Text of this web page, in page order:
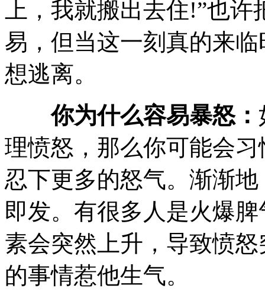
上，我就搬出去住!”也
易，但当这一刻真的来
想逃离。
你为什么容易暴怒：
理愤怒，那么你可能会
忍下更多的怒气。渐渐
即发。有很多人是火爆
素会突然上升，导致愤
的事情惹他生气。